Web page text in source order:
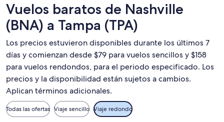
Vuelos baratos de Nashville
(BNA) a Tampa (TPA)
Los precios estuvieron disponibles durante los últimos 7
días y comienzan desde $79 para vuelos sencillos y $158
para vuelos rendondos, para el periodo especificado. Los
precios y la disponibilidad están sujetos a cambios.
Aplican términos adicionales.
Todas las ofertas Viaje sencillo Viaje redondo